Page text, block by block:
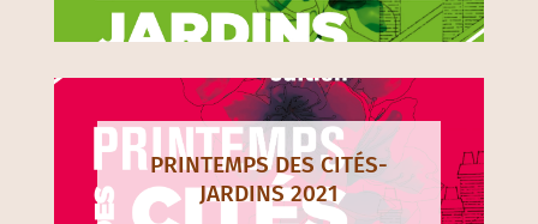
PRINTEMPS DES CITÉS-
JARDINS 2021